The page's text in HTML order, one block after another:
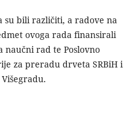
su bili različiti, a radove na
ovoga rada finansirali
naučni rad te Poslovno
za preradu drveta SRBiH i